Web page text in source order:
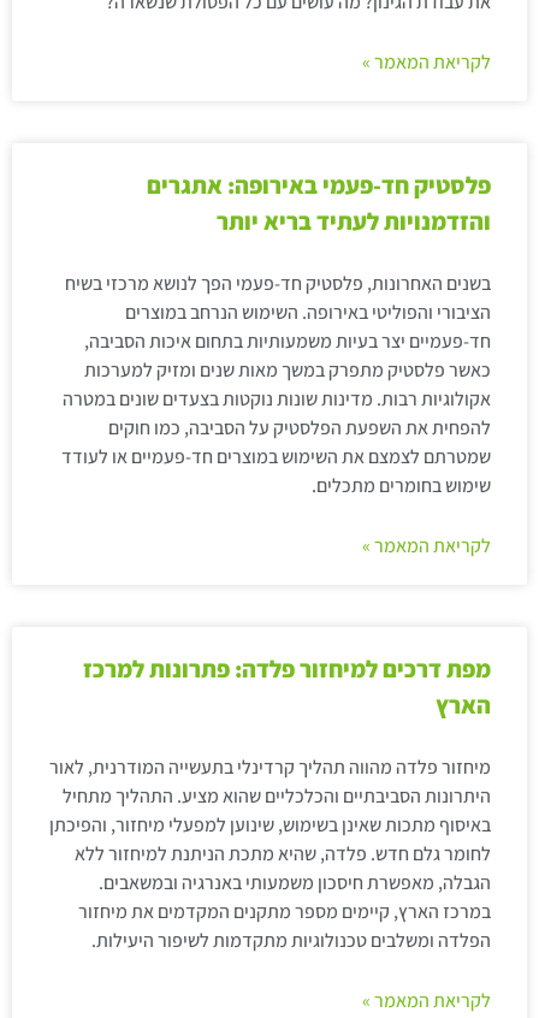
לקריאת המאמר »
פלסטיק חד-פעמי באירופה: אתגרים
והזדמנויות לעתיד בריא יותר
בשנים האחרונות, פלסטיק חד-פעמי הפך לנושא מרכזי בשיח
הציבורי והפוליטי באירופה. השימוש הנרחב במוצרים
חד-פעמיים יצר בעיות משמעותיות בתחום איכות הסביבה,
כאשר פלסטיק מתפרק במשך מאות שנים ומזיק למערכות
אקולוגיות רבות. מדינות שונות נוקטות בצעדים שונים במטרה
להפחית את השפעת הפלסטיק על הסביבה, כמו חוקים
שמטרתם לצמצם את השימוש במוצרים חד-פעמיים או לעודד
שימוש בחומרים מתכלים.
לקריאת המאמר »
מפת דרכים למיחזור פלדה: פתרונות למרכז
הארץ
מיחזור פלדה מהווה תהליך קרדינלי בתעשייה המודרנית, לאור
היתרונות הסביבתיים והכלכליים שהוא מציע. התהליך מתחיל
באיסוף מתכות שאינן בשימוש, שינוען למפעלי מיחזור, והפיכתן
לחומר גלם חדש. פלדה, שהיא מתכת הניתנת למיחזור ללא
הגבלה, מאפשרת חיסכון משמעותי באנרגיה ובמשאבים.
במרכז הארץ, קיימים מספר מתקנים המקדמים את מיחזור
הפלדה ומשלבים טכנולוגיות מתקדמות לשיפור היעילות.
לקריאת המאמר »